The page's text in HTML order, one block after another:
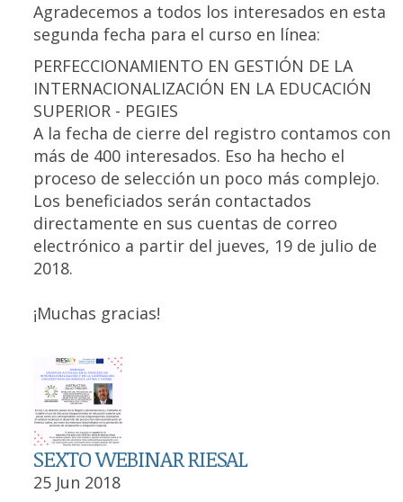
Agradecemos a todos los interesados en esta
segunda fecha para el curso en línea:
PERFECCIONAMIENTO EN GESTIÓN DE LA
INTERNACIONALIZACIÓN EN LA EDUCACIÓN
SUPERIOR - PEGIES
A la fecha de cierre del registro contamos con
más de 400 interesados. Eso ha hecho el
proceso de selección un poco más complejo.
Los beneficiados serán contactados
directamente en sus cuentas de correo
electrónico a partir del jueves, 19 de julio de
2018.
¡Muchas gracias!
SEXTO WEBINAR RIESAL
25 Jun 2018